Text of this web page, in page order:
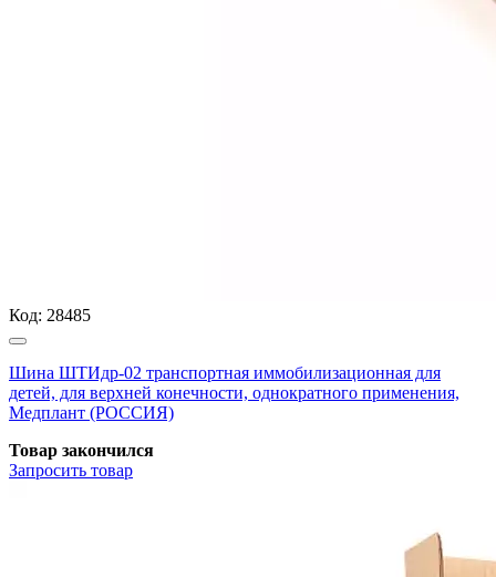
Код: 28485
Шина ШТИдр-02 транспортная иммобилизационная для
детей, для верхней конечности, однократного применения,
Медплант (РОССИЯ)
Товар закончился
Запросить товар